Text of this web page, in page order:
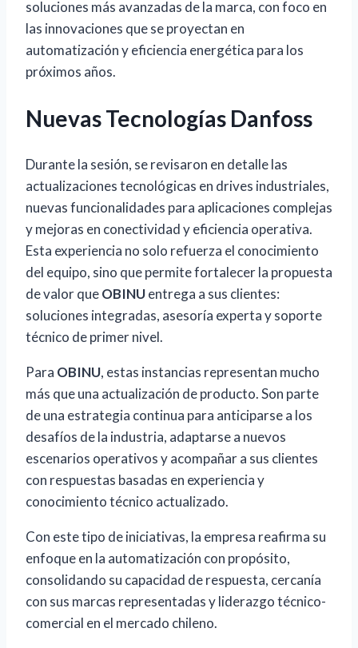
soluciones más avanzadas de la marca, con foco en
las innovaciones que se proyectan en
automatización y eficiencia energética para los
próximos años.
Nuevas Tecnologías Danfoss
Durante la sesión, se revisaron en detalle las
actualizaciones tecnológicas en drives industriales,
nuevas funcionalidades para aplicaciones complejas
y mejoras en conectividad y eficiencia operativa.
Esta experiencia no solo refuerza el conocimiento
del equipo, sino que permite fortalecer la propuesta
de valor queOBINUentrega a sus clientes:
soluciones integradas, asesoría experta y soporte
técnico de primer nivel.
Para OBINU, estas instancias representan mucho
más que una actualización de producto. Son parte
de una estrategia continua para anticiparse a los
desafíos de la industria, adaptarse a nuevos
escenarios operativos y acompañar a sus clientes
con respuestas basadas en experiencia y
conocimiento técnico actualizado.
Con este tipo de iniciativas, la empresa reafirma su
enfoque en la automatización con propósito,
consolidando su capacidad de respuesta, cercanía
con sus marcas representadas y liderazgo técnico-
comercial en el mercado chileno.